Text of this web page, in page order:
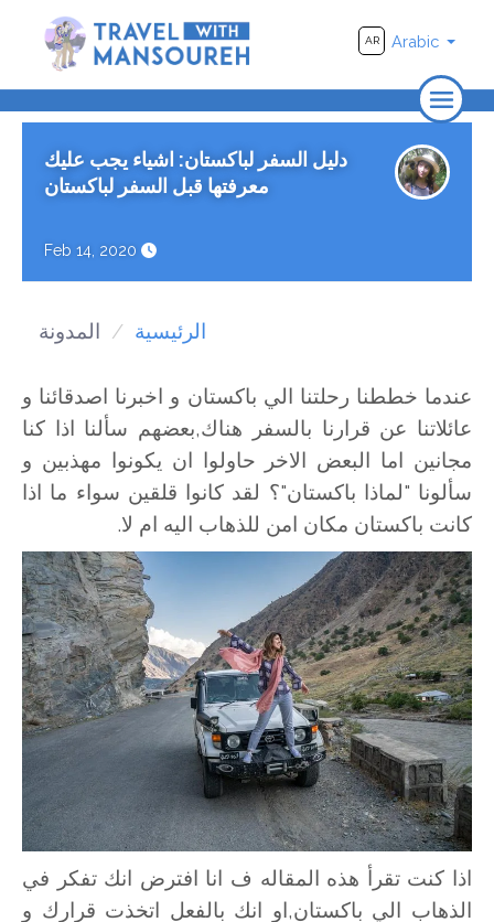
AR Arabic
الرئيسية
من نحن
دليل السفر لباكستان: اشياء يجب عليك
معرفتها قبل السفر لباكستان
Feb 14, 2020
الرئيسية المدونة
عندما خططنا رحلتنا الي باكستان و اخبرنا اصدقائنا و
عائلاتنا عن قرارنا بالسفر هناك,بعضهم سألنا اذا كنا
مجانين اما البعض الاخر حاولوا ان يكونوا مهذبين و
سألونا "لماذا باكستان"؟ لقد كانوا قلقين سواء ما اذا
كانت باكستان مكان امن للذهاب اليه ام لا.
اذا كنت تقرأ هذه المقاله ف انا افترض انك تفكر في
الذهاب الي باكستان,او انك بالفعل اتخذت قرارك و